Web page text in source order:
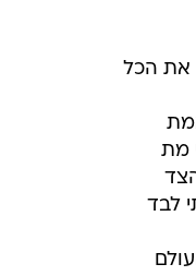
את הכל
מת
לבד